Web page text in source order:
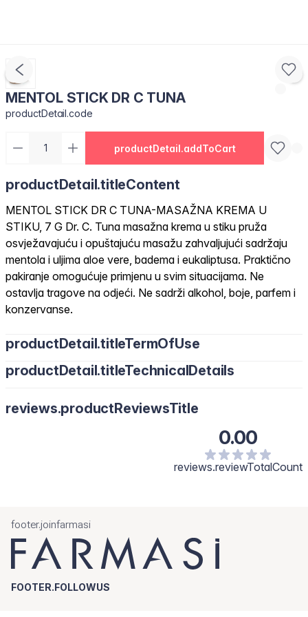
MENTOL STICK DR C TUNA
productDetail.code
productDetail.addToCart
productDetail.titleContent
MENTOL STICK DR C TUNA-MASAŽNA KREMA U
STIKU, 7 G Dr. C. Tuna masažna krema u stiku pruža
osvježavajuću i opuštajuću masažu zahvaljujući sadržaju
mentola i uljima aloe vere, badema i eukaliptusa. Praktično
pakiranje omogućuje primjenu u svim situacijama. Ne
ostavlja tragove na odjeći. Ne sadrži alkohol, boje, parfem i
konzervanse.
productDetail.titleTermOfUse
productDetail.titleTechnicalDetails
reviews.productReviewsTitle
0.00
reviews.reviewTotalCount
footer.joinfarmasi
FOOTER.FOLLOWUS